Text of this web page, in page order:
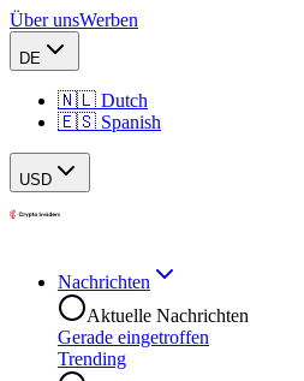
Über unsWerben
DE
🇳🇱 Dutch
🇪🇸 Spanish
USD
Nachrichten
Aktuelle Nachrichten
Gerade eingetroffen
Trending